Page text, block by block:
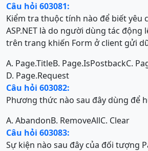
Câu hỏi 603081:
Kiểm tra thuộc tính nào để biết yêu
ASP.NET là do người dùng tác động
trên trang khiến Form ở client gửi
A. Page.TitleB. Page.IsPostbackC.
D. Page.Request
Câu hỏi 603082:
Phương thức nào sau đây dùng để
A. AbandonB. RemoveAllC. Clear
Câu hỏi 603083:
Sự kiện nào sau đây của đối tượng